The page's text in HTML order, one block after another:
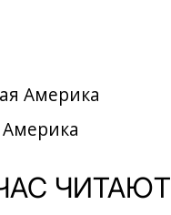
Америка
ЧИТАЮТ